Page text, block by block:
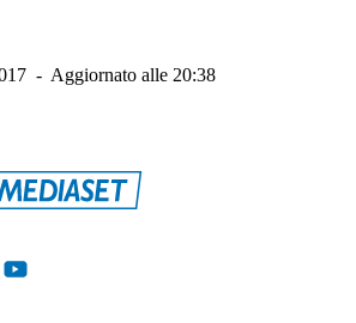
- Aggiornato alle 20:38